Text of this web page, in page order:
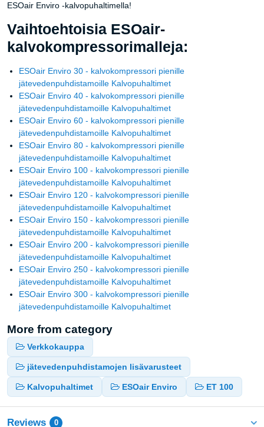
ESOair Enviro -kalvopuhaltimella!
Vaihtoehtoisia ESOair-
kalvokompressorimalleja:
ESOair Enviro 30 - kalvokompressori pienille
jätevedenpuhdistamoille Kalvopuhaltimet
ESOair Enviro 40 - kalvokompressori pienille
jätevedenpuhdistamoille Kalvopuhaltimet
ESOair Enviro 60 - kalvokompressori pienille
jätevedenpuhdistamoille Kalvopuhaltimet
ESOair Enviro 80 - kalvokompressori pienille
jätevedenpuhdistamoille Kalvopuhaltimet
ESOair Enviro 100 - kalvokompressori pienille
jätevedenpuhdistamoille Kalvopuhaltimet
ESOair Enviro 120 - kalvokompressori pienille
jätevedenpuhdistamoille Kalvopuhaltimet
ESOair Enviro 150 - kalvokompressori pienille
jätevedenpuhdistamoille Kalvopuhaltimet
ESOair Enviro 200 - kalvokompressori pienille
jätevedenpuhdistamoille Kalvopuhaltimet
ESOair Enviro 250 - kalvokompressori pienille
jätevedenpuhdistamoille Kalvopuhaltimet
ESOair Enviro 300 - kalvokompressori pienille
jätevedenpuhdistamoille Kalvopuhaltimet
More from category
Verkkokauppa
jätevedenpuhdistamojen lisävarusteet
Kalvopuhaltimet ESOair Enviro ET 100
Reviews 0